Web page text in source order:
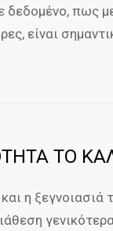
δεδομένο, πως
είναι
ΤΟ
η